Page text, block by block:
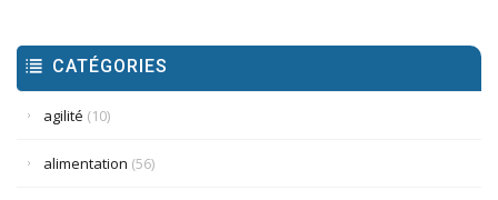
CATÉGORIES
agilité (10)
alimentation (56)